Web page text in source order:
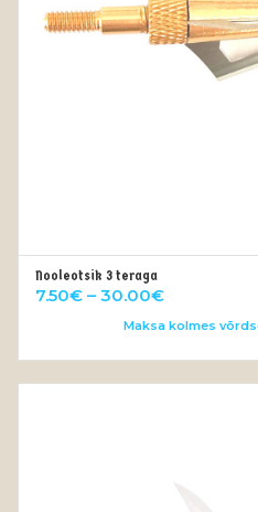
Nooleotsik 3 teraga
7.50€ – 30.00€Price
range:
through
30.00€
Maksa kolmes